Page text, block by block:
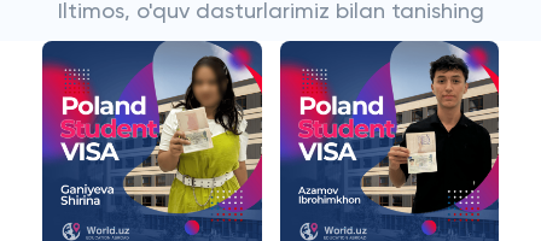
Iltimos, o'quv dasturlarimiz bilan tanishing